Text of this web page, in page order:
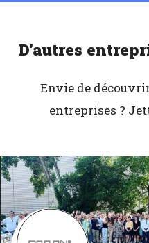
D'autres
Envie de
entreprises ?